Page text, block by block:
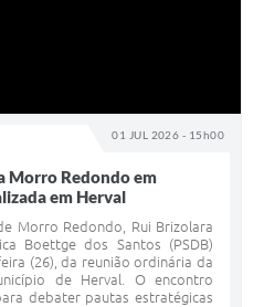
01 JUL 2026 - 15h00
Morro Redondo em
em Herval
Morro Redondo, Rui Brizolara
Boettge dos Santos (PSDB)
(26), da reunião ordinária da
de Herval. O encontro
debater pautas estratégicas